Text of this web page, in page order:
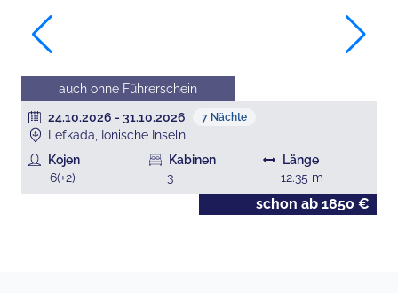
auch ohne Führerschein
24.10.2026 - 31.10.2026 7 Nächte
Lefkada, Ionische Inseln
Kojen
6(+2)
Kabinen
3
Länge
12.35 m
schon ab 1850 €